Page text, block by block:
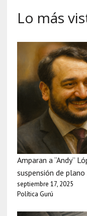
Lo más
Amparan a “Andy”
suspensión de
septiembre 17, 2025
Política Gurú